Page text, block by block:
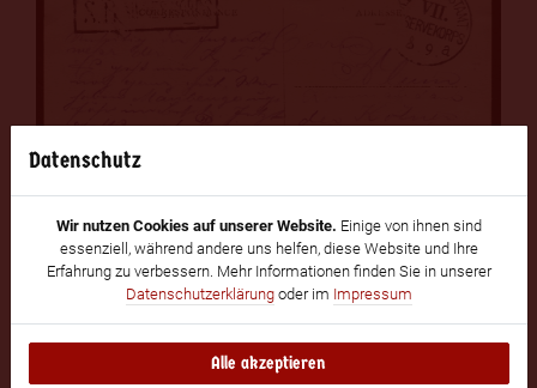
Datenschutz
Wir nutzen Cookies auf unserer Website. Einige von ihnen sind
essenziell, während andere uns helfen, diese Website und Ihre
Erfahrung zu verbessern. Mehr Informationen finden Sie in unserer
Datenschutzerklärungoder im Impressum
Alle akzeptieren